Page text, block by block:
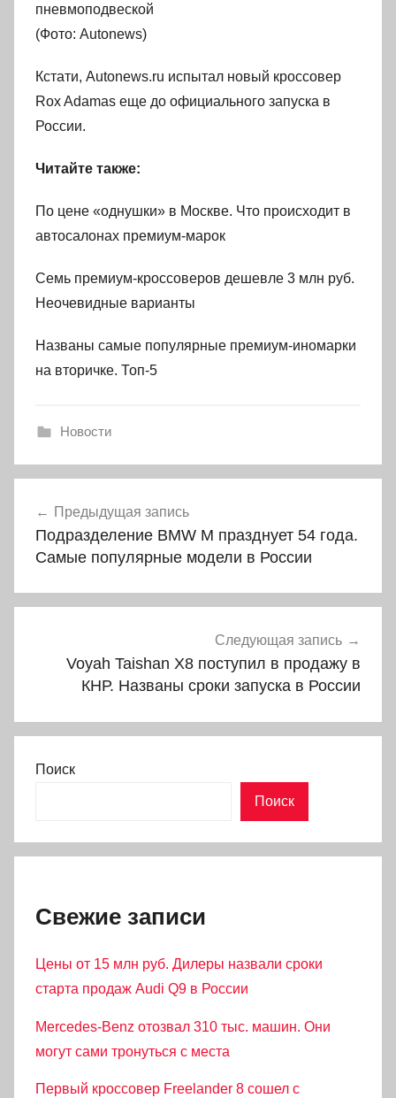
пневмоподвеской
(Фото: Autonews)
Кстати, Autonews.ru испытал новый кроссовер
Rox Adamas еще до официального запуска в
России.
Читайте также:
По цене «однушки» в Москве. Что происходит в
автосалонах премиум-марок
Семь премиум-кроссоверов дешевле 3 млн руб.
Неочевидные варианты
Названы самые популярные премиум-иномарки
на вторичке. Топ-5
Новости
по
записям
Предыдущая запись
Подразделение BMW M празднует 54 года.
Самые популярные модели в России
Следующая запись
Voyah Taishan X8 поступил в продажу в
КНР. Названы сроки запуска в России
Поиск
Поиск
Свежие записи
Цены от 15 млн руб. Дилеры назвали сроки
старта продаж Audi Q9 в России
Mercedes-Benz отозвал 310 тыс. машин. Они
могут сами тронуться с места
Первый кроссовер Freelander 8 сошел с